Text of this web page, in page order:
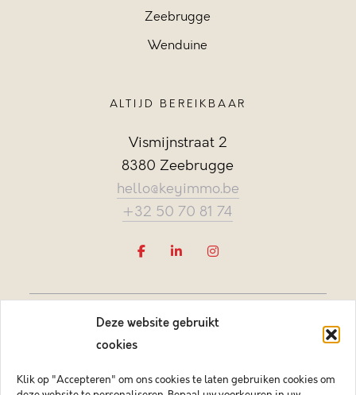
Deze website gebruikt
cookies
Klik op "Accepteren" om ons cookies te laten gebruiken cookies om
Zeebrugge
Wenduine
ALTIJD BEREIKBAAR
Vismijnstraat 2
8380 Zeebrugge
hello@keyimmo.be
+32 50 70 81 74